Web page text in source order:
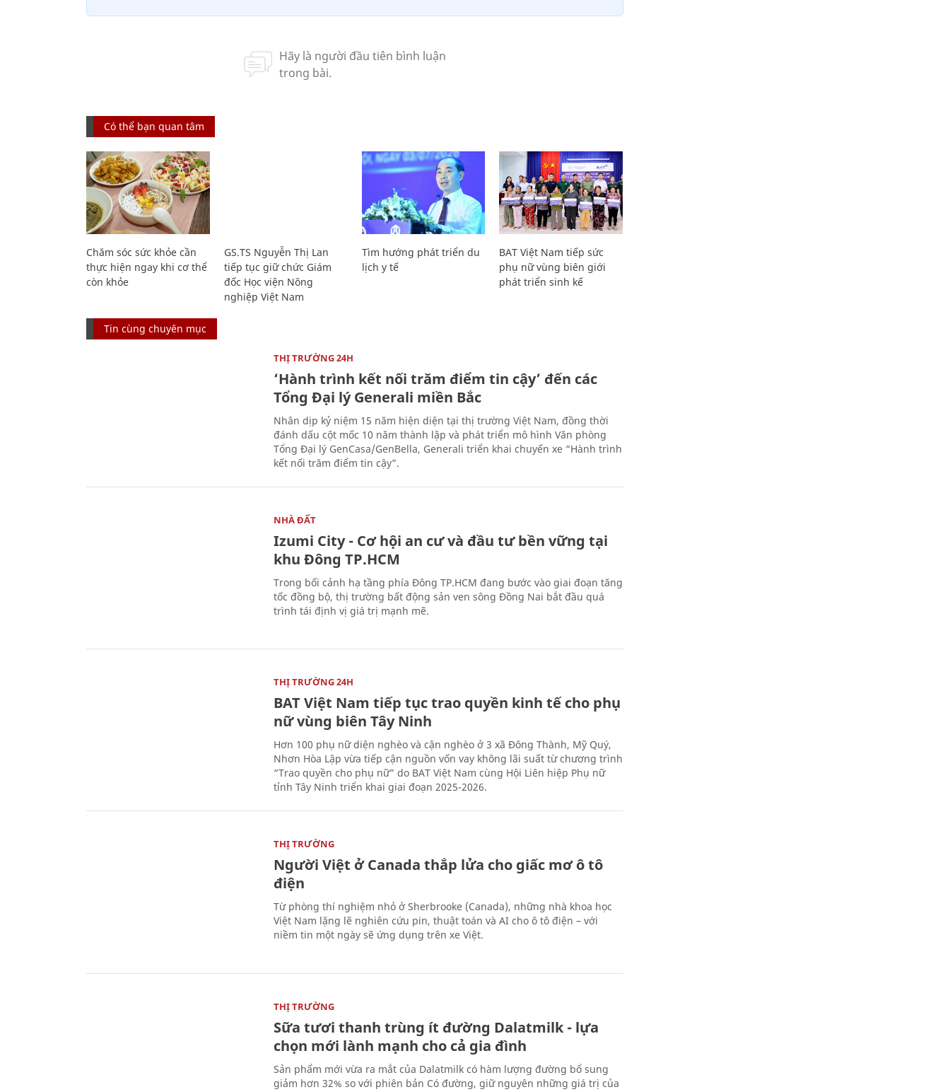
Có thể bạn quan tâm
Chăm sóc sức khỏe cần
thực hiện ngay khi cơ thể
còn khỏe
GS.TS Nguyễn Thị Lan
tiếp tục giữ chức Giám
đốc Học viện Nông
nghiệp Việt Nam
Tìm hướng phát triển du
lịch y tế
BAT Việt Nam tiếp sức
phụ nữ vùng biên giới
phát triển sinh kế
Tin cùng chuyên mục
THỊ TRƯỜNG 24H
‘Hành trình kết nối trăm điểm tin cậy’ đến các
Tổng Đại lý Generali miền Bắc
Nhân dịp kỷ niệm 15 năm hiện diện tại thị trường Việt Nam, đồng thời
đánh dấu cột mốc 10 năm thành lập và phát triển mô hình Văn phòng
Tổng Đại lý GenCasa/GenBella, Generali triển khai chuyến xe “Hành trình
kết nối trăm điểm tin cậy”.
NHÀ ĐẤT
Izumi City - Cơ hội an cư và đầu tư bền vững tại
khu Đông TP.HCM
Trong bối cảnh hạ tầng phía Đông TP.HCM đang bước vào giai đoạn tăng
tốc đồng bộ, thị trường bất động sản ven sông Đồng Nai bắt đầu quá
trình tái định vị giá trị mạnh mẽ.
THỊ TRƯỜNG 24H
BAT Việt Nam tiếp tục trao quyền kinh tế cho phụ
nữ vùng biên Tây Ninh
Hơn 100 phụ nữ diện nghèo và cận nghèo ở 3 xã Đông Thành, Mỹ Quý,
Nhơn Hòa Lập vừa tiếp cận nguồn vốn vay không lãi suất từ chương trình
“Trao quyền cho phụ nữ” do BAT Việt Nam cùng Hội Liên hiệp Phụ nữ
tỉnh Tây Ninh triển khai giai đoạn 2025-2026.
THỊ TRƯỜNG
Người Việt ở Canada thắp lửa cho giấc mơ ô tô
điện
Từ phòng thí nghiệm nhỏ ở Sherbrooke (Canada), những nhà khoa học
Việt Nam lặng lẽ nghiên cứu pin, thuật toán và AI cho ô tô điện – với
niềm tin một ngày sẽ ứng dụng trên xe Việt.
THỊ TRƯỜNG
Sữa tươi thanh trùng ít đường Dalatmilk - lựa
chọn mới lành mạnh cho cả gia đình
Sản phẩm mới vừa ra mắt của Dalatmilk có hàm lượng đường bổ sung
giảm hơn 32% so với phiên bản Có đường, giữ nguyên những giá trị của